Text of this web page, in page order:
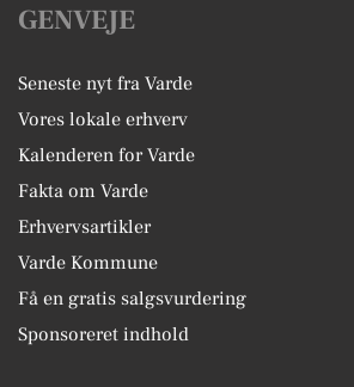
GENVEJE
Seneste nyt fra Varde
Vores lokale erhverv
Kalenderen for Varde
Fakta om Varde
Erhvervsartikler
Varde Kommune
Få en gratis salgsvurdering
Sponsoreret indhold